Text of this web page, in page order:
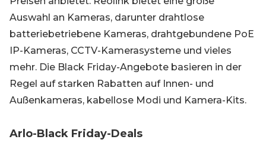
Auswahl an Kameras, darunter drahtlose
batteriebetriebene Kameras, drahtgebundene PoE
IP-Kameras, CCTV-Kamerasysteme und vieles
mehr. Die Black Friday-Angebote basieren in der
Regel auf starken Rabatten auf Innen- und
Außenkameras, kabellose Modi und Kamera-Kits.
Arlo-Black Friday-Deals